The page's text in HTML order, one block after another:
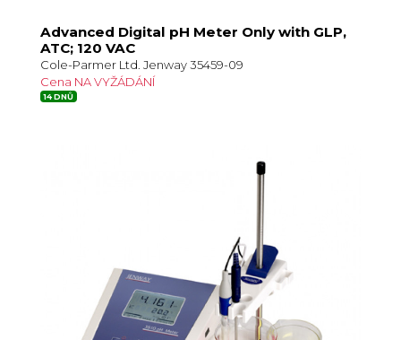
Advanced Digital pH Meter Only with GLP,
ATC; 120 VAC
Cole-Parmer Ltd. Jenway 35459-09
Cena NA VYŽÁDÁNÍ
14 DNŮ